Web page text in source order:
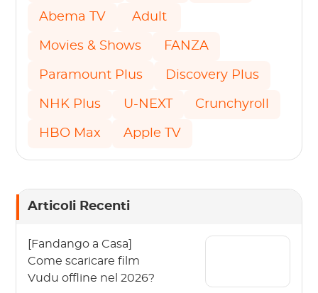
Abema TV Adult
Movies & Shows FANZA
Paramount Plus Discovery Plus
NHK Plus U-NEXT Crunchyroll
HBO Max Apple TV
Articoli Recenti
[Fandango a Casa]
Come scaricare film
Vudu offline nel 2026?